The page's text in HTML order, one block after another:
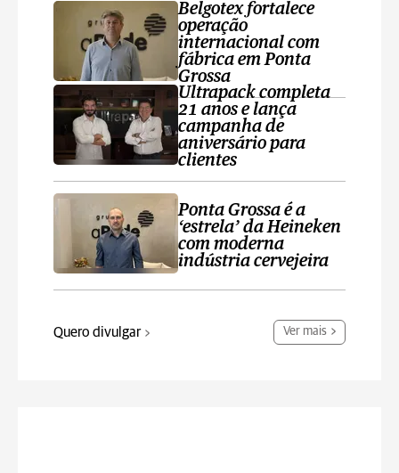
Belgotex fortalece
operação
internacional com
fábrica em Ponta
Grossa
Ultrapack completa
21 anos e lança
campanha de
aniversário para
clientes
Ponta Grossa é a
‘estrela’ da Heineken
com moderna
indústria cervejeira
Quero divulgar Ver mais